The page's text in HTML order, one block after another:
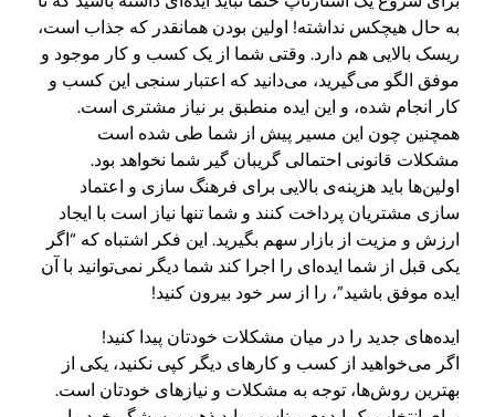
به حال هیچکس نداشته! اولین بودن همانقدر که جذاب است،
ریسک بالایی هم دارد. وقتی شما از یک کسب و کار موجود و
موفق الگو می‌گیرید، می‌دانید که اعتبار سنجی این کسب و
کار انجام شده، و این ایده منطبق بر نیاز مشتری است.
همچنین چون این مسیر پیش از شما طی شده است
مشکلات قانونی احتمالی گریبان گیر شما نخواهد بود.
اولین‌ها باید هزینه‌ی بالایی برای فرهنگ سازی و اعتماد
سازی مشتریان پرداخت کنند و شما تنها نیاز است با ایجاد
ارزش و مزیت از بازار سهم بگیرید. این فکر اشتباه که “اگر
یکی قبل از شما ایده‌ای را اجرا کند شما دیگر نمی‌توانید با آن
ایده موفق باشید”، را از سر خود بیرون کنید!
ایده‌های جدید را در میان مشکلات خودتان پیدا کنید!
اگر می‌خواهید از کسب و کار‌های دیگر کپی نکنید، یکی از
بهترین روش‌ها، توجه به مشکلات و نیازهای خودتان است.